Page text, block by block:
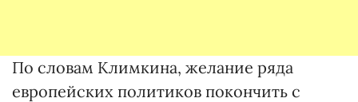
По словам Климкина, желание ряда
европейских политиков покончить с